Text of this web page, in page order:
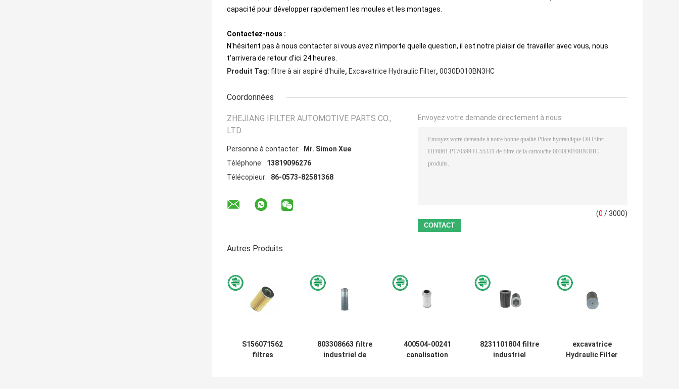
capacité pour développer rapidement les moules et les montages.
Contactez-nous :
N'hésitent pas à nous contacter si vous avez n'importe quelle question, il est notre plaisir de travailler avec vous, nous
t'arrivera de retour d'ici 24 heures.
Produit Tag: filtre à air aspiré d'huile, Excavatrice Hydraulic Filter, 0030D010BN3HC
Coordonnées
ZHEJIANG IFILTER AUTOMOTIVE PARTS CO.,
LTD.
Personne à contacter:
Mr. Simon Xue
Téléphone:
13819096276
Télécopieur:
86-0573-82581368
Envoyez votre demande directement à nous
(0 / 3000)
Autres Produits
S156071562
filtres
803308663 filtre
industriel de
400504-00241
canalisation
8231101804 filtre
industriel
excavatrice
Hydraulic Filter